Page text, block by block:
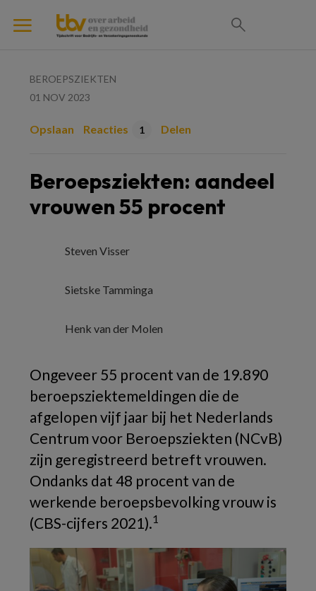
BEROEPSZIEKTEN
01 NOV 2023
Opslaan Reacties 1 Delen
Beroepsziekten: aandeel
vrouwen 55 procent
Steven Visser
Sietske Tamminga
Henk van der Molen
Ongeveer 55 procent van de 19.890
beroepsziektemeldingen die de
afgelopen vijf jaar bij het Nederlands
Centrum voor Beroepsziekten (NCvB)
zijn geregistreerd betreft vrouwen.
Ondanks dat 48 procent van de
werkende beroepsbevolking vrouw is
(CBS-cijfers 2021).1